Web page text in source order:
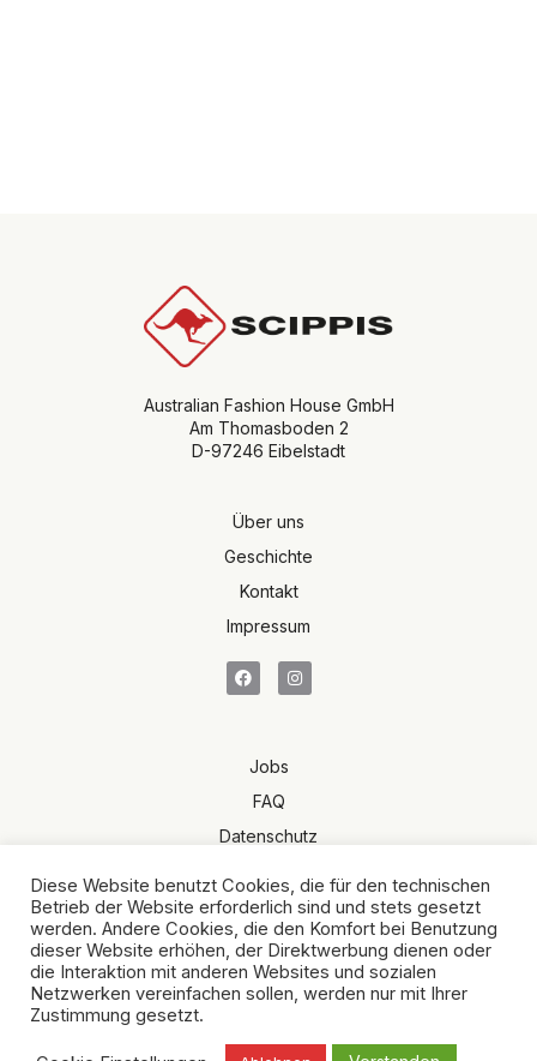
Australian Fashion House GmbH
Am Thomasboden 2
D-97246 Eibelstadt
Über uns
Geschichte
Kontakt
Impressum
Jobs
FAQ
Datenschutz
AGB
Diese Website benutzt Cookies, die für den technischen
Betrieb der Website erforderlich sind und stets gesetzt
werden. Andere Cookies, die den Komfort bei Benutzung
dieser Website erhöhen, der Direktwerbung dienen oder
die Interaktion mit anderen Websites und sozialen
Netzwerken vereinfachen sollen, werden nur mit Ihrer
Zustimmung gesetzt.